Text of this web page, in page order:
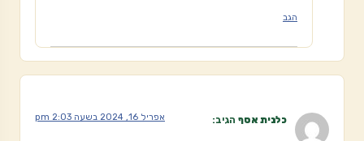
הגב
כלנית אסף הגיב: אפריל 16, 2024 בשעה 2:03 pm